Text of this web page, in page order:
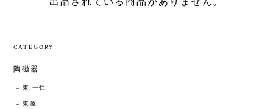
CATEGORY
陶磁器
東 一仁
東屋